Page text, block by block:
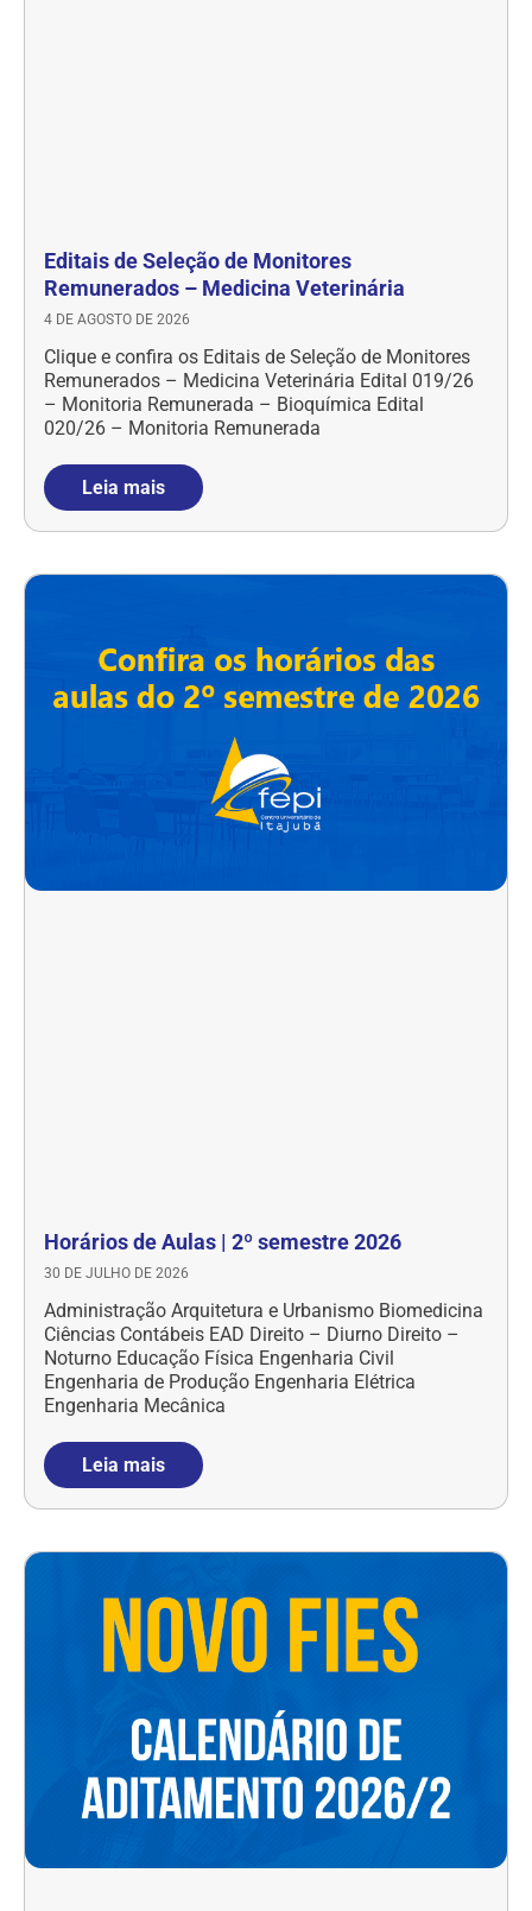
Editais de Seleção de Monitores
Remunerados – Medicina Veterinária
4 DE AGOSTO DE 2026
Clique e confira os Editais de Seleção de Monitores
Remunerados – Medicina Veterinária Edital 019/26
– Monitoria Remunerada – Bioquímica Edital
020/26 – Monitoria Remunerada
Leia mais
Horários de Aulas | 2º semestre 2026
30 DE JULHO DE 2026
Administração Arquitetura e Urbanismo Biomedicina
Ciências Contábeis EAD Direito – Diurno Direito –
Noturno Educação Física Engenharia Civil
Engenharia de Produção Engenharia Elétrica
Engenharia Mecânica
Leia mais